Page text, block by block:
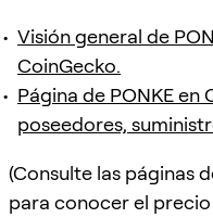
Visión general de
CoinGecko.
Página de PONKE
poseedores,
(Consulte las páginas
para conocer el